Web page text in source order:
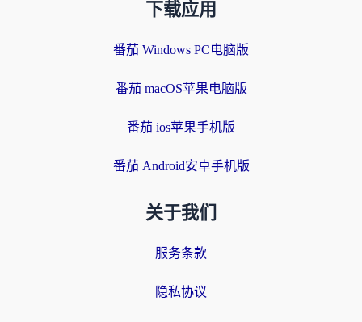
下载应用
番茄 Windows PC电脑版
番茄 macOS苹果电脑版
番茄 ios苹果手机版
番茄 Android安卓手机版
关于我们
服务条款
隐私协议